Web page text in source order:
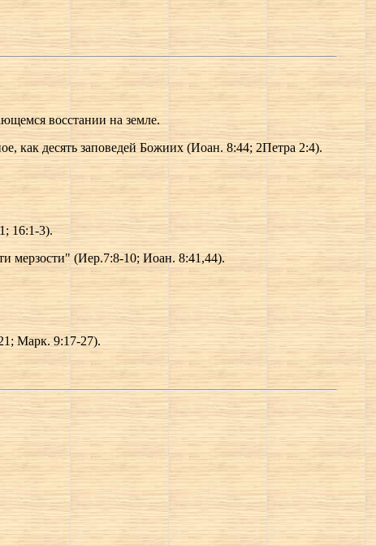
восстании на земле.
как десять заповедей Божиих (Иоан. 8:44; 2Петра 2:4).
16:1-3).
мерзости" (Иер.7:8-10; Иоан. 8:41,44).
Марк. 9:17-27).